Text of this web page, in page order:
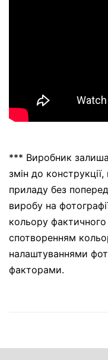
*** Виробник
змін до
приладу без
виробу на
кольору
спотворенням
налаштуваннями
факторами.